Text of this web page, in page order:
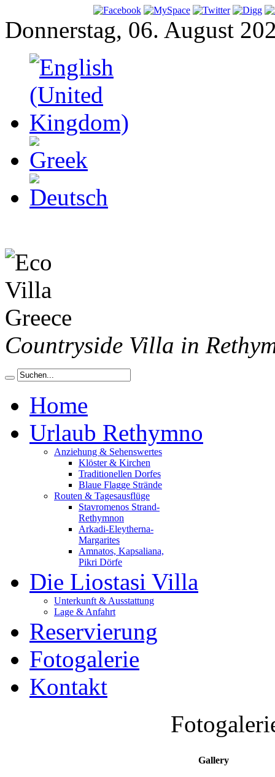
Donnerstag, 06. August
Countryside Villa in
Home
Urlaub Rethymno
Anziehung & Sehenswertes
Klöster & Kirchen
Traditionellen Dorfes
Blaue Flagge Strände
Routen & Tagesausflüge
Stavromenos Strand-
Rethymnon
Arkadi-Eleytherna-
Margarites
Amnatos, Kapsaliana,
Pikri Dörfe
Die Liostasi Villa
Unterkunft & Ausstattung
Lage & Anfahrt
Reservierung
Fotogalerie
Kontakt
Gallery